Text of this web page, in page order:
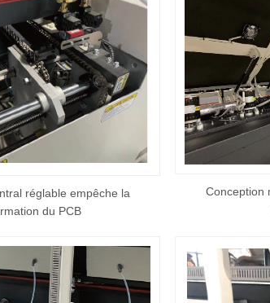
réglable empêche la
du PCB
Conception